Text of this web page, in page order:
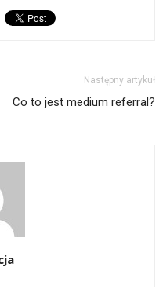
Następny artykuł
Co to jest medium referral?